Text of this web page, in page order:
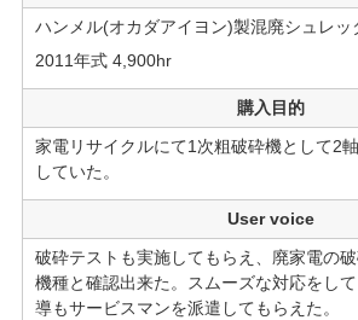
ハンメル(オカダアイヨン)製混廃シュレッ
2011年式 4,900hr
購入目的
家電リサイクルにて1次粗破砕機として2
していた。
User voice
破砕テストも実施してもらえ、廃家電の
機種と確認出来た。スムーズな対応をし
導もサービスマンを派遣してもらえた。